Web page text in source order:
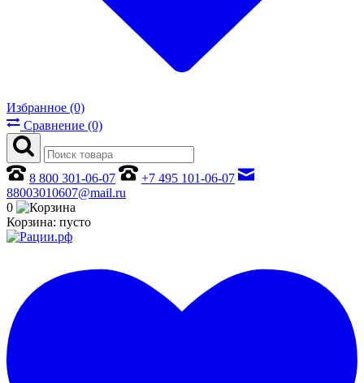
Избранное (0)
Сравнение (0)
8 800 301-06-07
+7 495 101-06-07
88003010607@mail.ru
0
Корзина: пусто